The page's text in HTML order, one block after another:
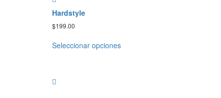
Hardstyle
$199.00
Seleccionar opciones